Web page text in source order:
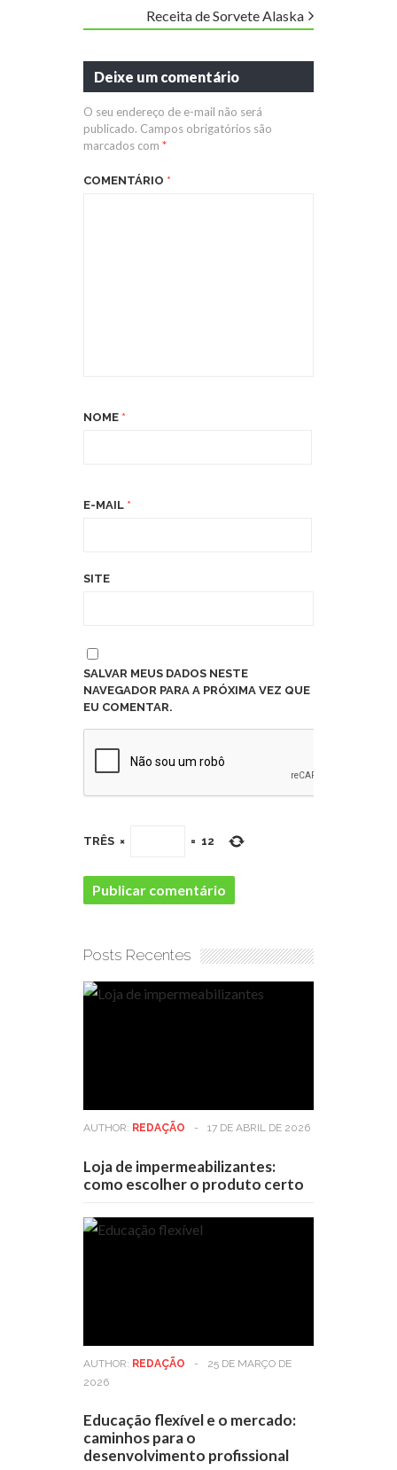
Receita de Sorvete Alaska
Deixe um comentário
O seu endereço de e-mail não será
publicado. Campos obrigatórios são
marcados com *
COMENTÁRIO *
NOME *
E-MAIL *
SITE
SALVAR MEUS DADOS NESTE
NAVEGADOR PARA A PRÓXIMA VEZ QUE
EU COMENTAR.
TRÊS × = 12
Posts Recentes
AUTHOR: REDAÇÃO - 17 DE ABRIL DE 2026
Loja de impermeabilizantes:
como escolher o produto certo
AUTHOR: REDAÇÃO -
25 DE MARÇO DE
2026
Educação flexível e o mercado:
caminhos para o
desenvolvimento profissional